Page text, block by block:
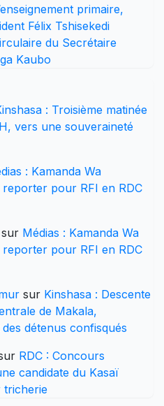
primaire,
Félix Tshisekedi
du Secrétaire
Kaubo
: Troisième matinée
vers une souveraineté
: Kamanda Wa
pour RFI en RDC
sur Médias : Kamanda Wa
pour RFI en RDC
sur Kinshasa : Descente
de Makala,
détenus confisqués
RDC : Concours
candidate du Kasaï
tricherie